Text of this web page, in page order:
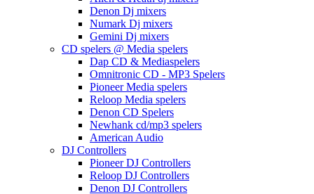
Denon Dj mixers
Numark Dj mixers
Gemini Dj mixers
CD spelers @ Media spelers
Dap CD & Mediaspelers
Omnitronic CD - MP3 Spelers
Pioneer Media spelers
Reloop Media spelers
Denon CD Spelers
Newhank cd/mp3 spelers
American Audio
DJ Controllers
Pioneer DJ Controllers
Reloop DJ Controllers
Denon DJ Controllers